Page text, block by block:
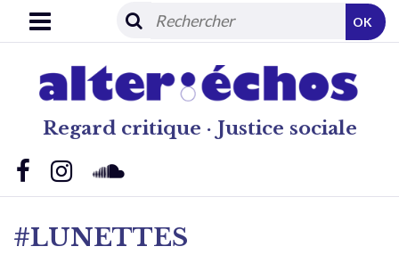
Regard critique · Justice sociale
OK
#LUNETTES